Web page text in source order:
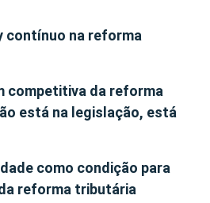
contínuo na reforma
competitiva da reforma
está na legislação, está
como condição para
reforma tributária